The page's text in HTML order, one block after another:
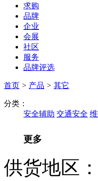
求购
品牌
企业
会展
社区
服务
品牌评选
首页 > 产品 > 其它
分类：
安全辅助 交通安全
更多
供货地区：